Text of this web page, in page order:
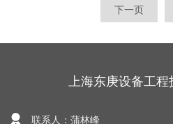
下一页
上海东庚设备工程
联系人：蒲林峰